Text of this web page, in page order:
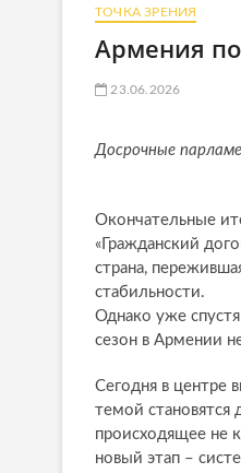
ТОЧКА ЗРЕНИЯ
Армения
23.06.2026
Досрочные
Окончательные
«Гражданский
страна,
стабильности.
Однако уже
сезон в Армении
Сегодня в центре
темой становятся
происходящее не
новый этап –